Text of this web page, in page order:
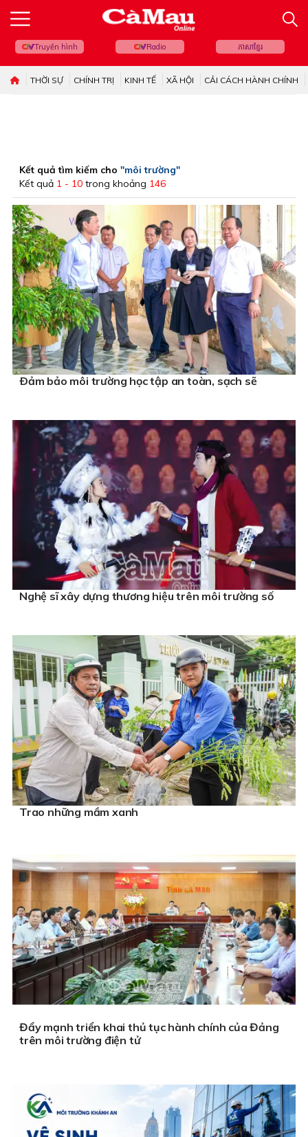
Truyền hình Radio ភាសាខ្មែរ
THỜI SỰ CHÍNH TRỊ KINH TẾ XÃ HỘI CẢI CÁCH HÀNH CHÍNH
Kết quả tìm kiếm cho "môi trường"
Kết quả 1 - 10 trong khoảng 146
Ðảm bảo môi trường học tập an toàn, sạch sẽ
Nghệ sĩ xây dựng thương hiệu trên môi trường số
Trao những mầm xanh
Đẩy mạnh triển khai thủ tục hành chính của Đảng
trên môi trường điện tử